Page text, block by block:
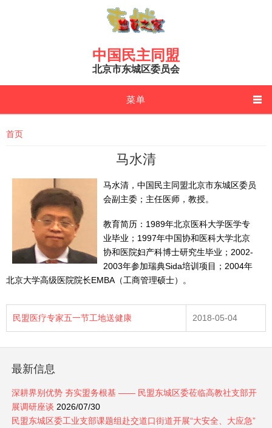
中国民主同盟
北京市东城区委员会
菜单
You are here
首页
马水清
马水清，中国民主同盟北京市东城区委员
会副主委；主任医师，教授。
教育简历：1989年北京医科大学医学专
业毕业；1997年中国协和医科大学北京
协和医院妇产科博士研究生毕业；2002-
2003年参加瑞典Sida培训项目；2004年
北京大学高级医院院长EMBA（工商管理硕士）。
民盟医疗专家五一节工地送健康 2018-05-04
最新信息
深耕界别优势 夯实盟务根基 —— 民盟东城区委莅临高教社支部开
展调研座谈 2026/07/30
民盟东城区委工业支部课题组赴交道口街道开展“大安全、大应急”